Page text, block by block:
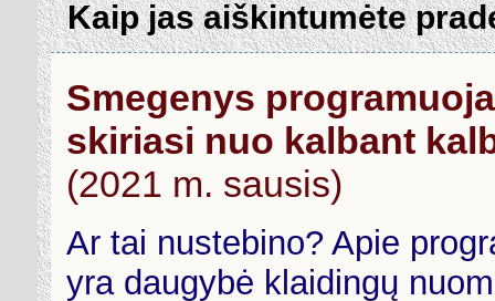
Kaip jas aiškintumėte
Smegenys
skiriasi nuo kalbant
(2021 m. sausis)
Ar tai nustebino? Apie
yra daugybė klaidingų